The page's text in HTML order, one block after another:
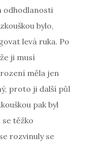
odhodlanosti
bylo,
levá ruka. Po
ji musí
měla jen
proto ji další půl
pak byl
těžko
rozvinuly se